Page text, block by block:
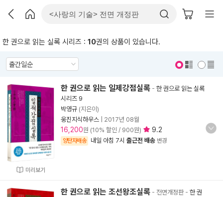
한 권으로 읽는 실록 시리즈 : 10권의 상품이 있습니다.
미리보기
한 권으로 읽는 일제강점실록 - 한 권으로 읽는 실록
시리즈 9
박영규 (지은이)
웅진지식하우스
2017년 08월
16,200원 (10% 할인 / 900원) 9.2
양탄자배송 내일 아침 7시 출근전 배송 변경
한 권으로 읽는 조선왕조실록 - 전면개정판- 한 권